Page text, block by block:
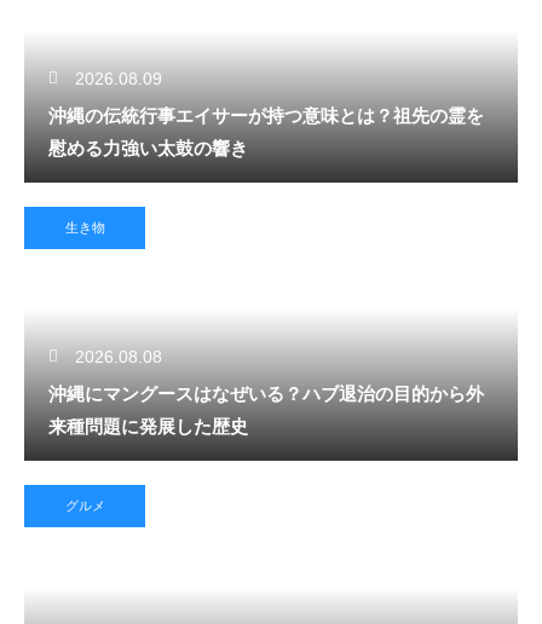
2026.08.09
沖縄の伝統行事エイサーが持つ意味とは？祖先の霊を
慰める力強い太鼓の響き
生き物
2026.08.08
沖縄にマングースはなぜいる？ハブ退治の目的から外
来種問題に発展した歴史
グルメ